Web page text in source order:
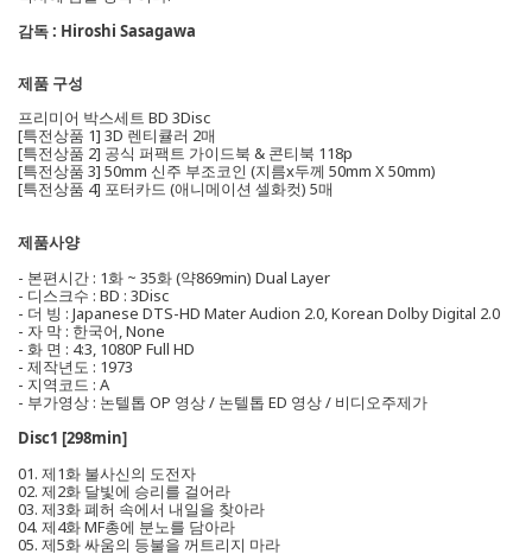
감독 : Hiroshi Sasagawa
제품 구성
프리미어 박스세트 BD 3Disc
[특전상품 1] 3D 렌티큘러 2매
[특전상품 2] 공식 퍼팩트 가이드북 & 콘티북 118p
[특전상품 3] 50mm 신주 부조코인 (지름x두께 50mm X 50mm)
[특전상품 4] 포터카드 (애니메이션 셀화컷) 5매
제품사양
- 본편시간 : 1화 ~ 35화 (약869min) Dual Layer
- 디스크수 : BD : 3Disc
- 더 빙 : Japanese DTS-HD Mater Audion 2.0, Korean Dolby Digital 2.0
- 자 막 : 한국어, None
- 화 면 : 4:3, 1080P Full HD
- 제작년도 : 1973
- 지역코드 : A
- 부가영상 : 논텔톱 OP 영상 / 논텔톱 ED 영상 / 비디오주제가
Disc1 [298min]
01. 제1화 불사신의 도전자
02. 제2화 달빛에 승리를 걸어라
03. 제3화 폐허 속에서 내일을 찾아라
04. 제4화 MF총에 분노를 담아라
05. 제5화 싸움의 등불을 꺼트리지 마라